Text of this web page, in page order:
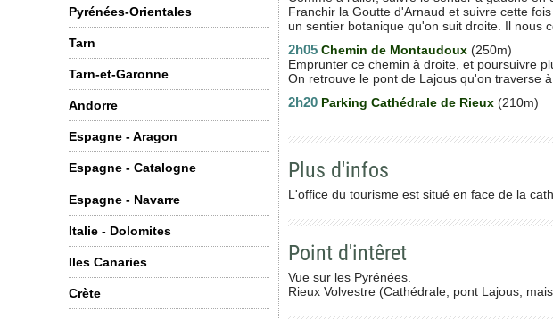
Pyrénées-Orientales
Tarn
Tarn-et-Garonne
Andorre
Espagne - Aragon
Espagne - Catalogne
Espagne - Navarre
Italie - Dolomites
Iles Canaries
Crète
Franchir la Goutte d'Arnaud et suivre cette
un sentier botanique qu'on suit droite. Il nous
2h05 Chemin de Montaudoux (250m)
Emprunter ce chemin à droite, et poursuivre
On retrouve le pont de Lajous qu'on traverse
2h20 Parking Cathédrale de Rieux (210m)
Plus d'infos
L'office du tourisme est situé en face de la
Point d'intêret
Vue sur les Pyrénées.
Rieux Volvestre (Cathédrale, pont Lajous,